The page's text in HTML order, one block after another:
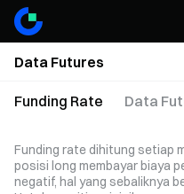
Data Futures
Funding Rate Data
Funding rate dihitung setiap
posisi long membayar biaya
negatif, hal yang sebaliknya